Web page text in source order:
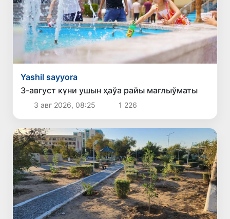
Yashil sayyora
3-август күни ушын ҳаўа райы мағлыўматы
3 авг 2026, 08:25 1 226